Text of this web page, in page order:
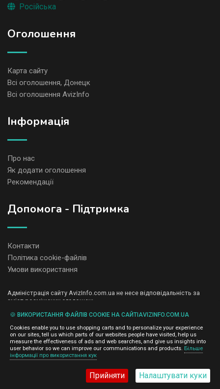
Російська
Оголошення
Карта сайту
Всі оголошення, Донецк
Всі оголошення AvizInfo
Iнформація
Про нас
Як додати оголошення
Рекомендації
Допомога - Підтримка
Контакти
Політика cookie-файлів
Умови використання
Адміністрація сайту AvizInfo.com.ua не несе відповідальність за
зміст розміщених оголошень.
і не продаємо особисту інформацію зареєстрованих користувачів
AvizInfo.com.ua третім особам. Ми не відповідаємо за правила
конфіденційності сайтів на які посилається AvizInfo.com.ua. На
деяких сторінках нашого сайту представлена реклама Google
Adsense Advertising Network. Щоб дізнатися детальніше про
правила конфіденційності Google
🍪 ВИКОРИСТАННЯ ФАЙЛІВ COOKIE НА САЙТІAVIZINFO.COM.UA
Cookies enable you to use shopping carts and to personalize your experience
on our sites, tell us which parts of our websites people have visited, help us
measure the effectiveness of ads and web searches, and give us insights into
user behavior so we can improve our communications and products. Більше
інформації про використання кук
Прийняти Налаштувати куки